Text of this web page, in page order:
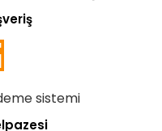
sistemi